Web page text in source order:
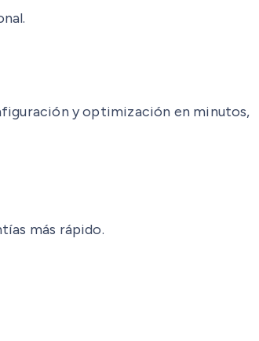
y optimización en minutos,
más rápido.